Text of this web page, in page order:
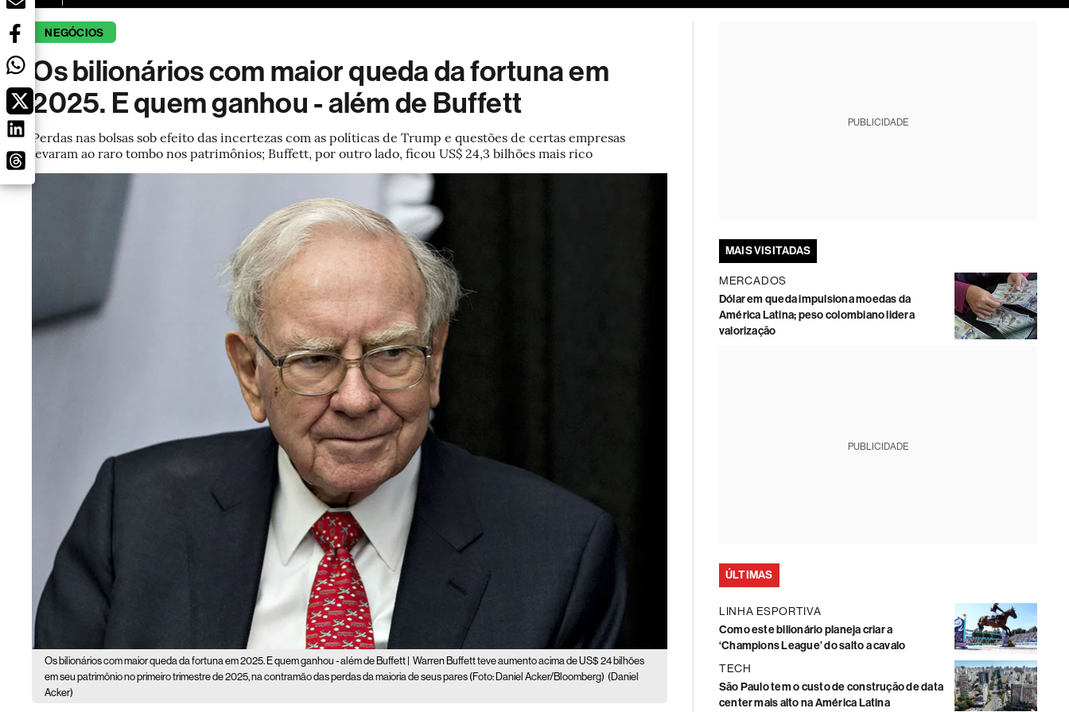
NEGÓCIOS
Os bilionários com maior queda da fortuna em
2025. E quem ganhou - além de Buffett
Perdas nas bolsas sob efeito das incertezas com as políticas de Trump e questões de certas empresas
levaram ao raro tombo nos patrimônios; Buffett, por outro lado, ficou US$ 24,3 bilhões mais rico
Os bilionários com maior queda da fortuna em 2025. E quem ganhou - além de Buffett |
Warren Buffett teve aumento acima de US$ 24 bilhões
em seu patrimônio no primeiro trimestre de 2025, na contramão das perdas da maioria de seus pares (Foto: Daniel Acker/Bloomberg) (Daniel
Acker)
PUBLICIDADE
MAIS VISITADAS
MERCADOS
Dólar em queda impulsiona moedas da
América Latina; peso colombiano lidera
valorização
PUBLICIDADE
ÚLTIMAS
LINHA ESPORTIVA
Como este bilionário planeja criar a
‘Champions League’ do salto a cavalo
TECH
São Paulo tem o custo de construção de data
center mais alto na América Latina